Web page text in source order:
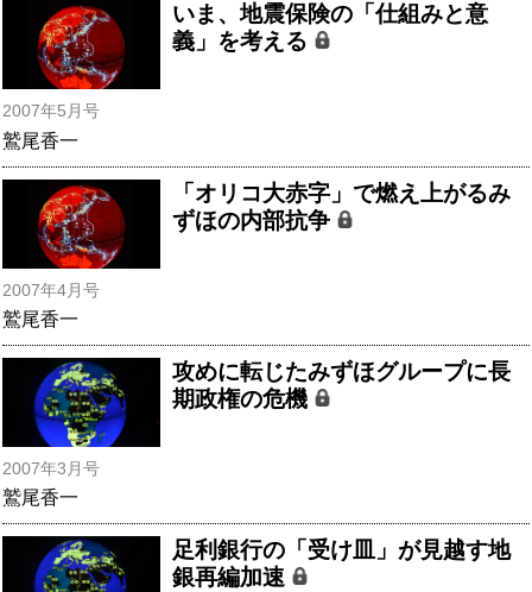
いま、地震保険の「仕組みと意
義」を考える
2007年5月号
鷲尾香一
「オリコ大赤字」で燃え上がるみ
ずほの内部抗争
2007年4月号
鷲尾香一
攻めに転じたみずほグループに長
期政権の危機
2007年3月号
鷲尾香一
足利銀行の「受け皿」が見越す地
銀再編加速